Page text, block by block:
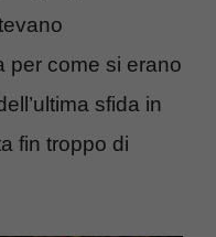
per come si erano
sfida in
fin troppo di